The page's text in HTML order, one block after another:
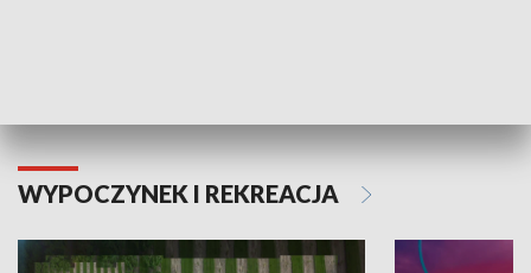
WYPOCZYNEK I REKREACJA